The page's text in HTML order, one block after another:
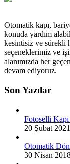
Otomatik kapı,
konuda yardım
kesintisiz ve sürekli
seçeneklerimiz ve
alanımızda her
devam ediyoruz.
Son Yazılar
Fotoselli
20 Şubat 2021
Otomatik
30 Nisan